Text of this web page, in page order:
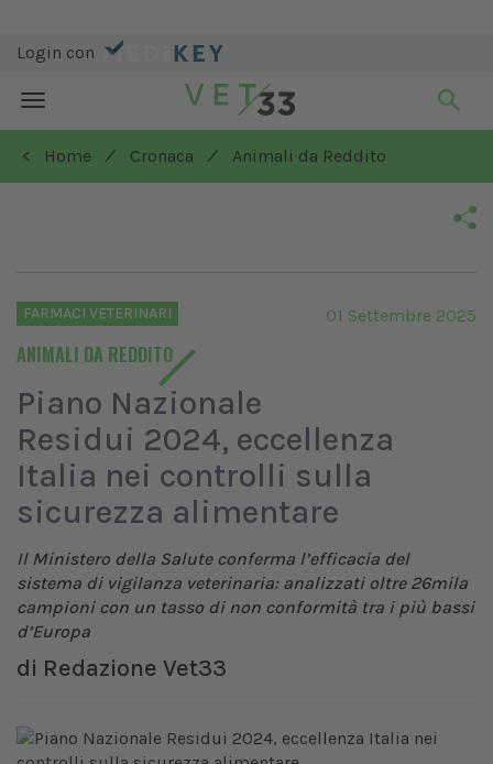
Login con
Toggle
navigation
< Home
/ Cronaca / Animali da Reddito
FARMACI VETERINARI
ANIMALI DA REDDITO
01 Settembre 2025
Piano Nazionale
Residui 2024, eccellenza
Italia nei controlli sulla
sicurezza alimentare
Il Ministero della Salute conferma l’efficacia del
sistema di vigilanza veterinaria: analizzati oltre 26mila
campioni con un tasso di non conformità tra i più bassi
d’Europa
di Redazione Vet33